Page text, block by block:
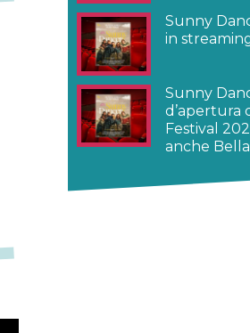
Sunny
in
Sunny
d’apertura
Festival
anche